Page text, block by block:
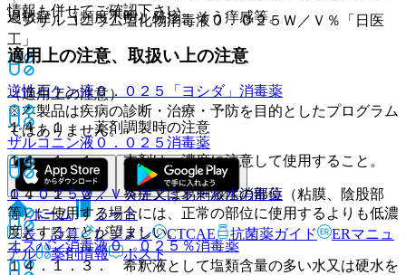
ベンザルコニウム塩化物消毒液０．０２５Ｗ／Ｖ％「日医
工」
逆性石ケン液０．０２５「ヨシダ」 消毒薬
ザルコニン液０．０２５ 消毒薬
０．０２５Ｗ／Ｖ％ヂアミトール水消毒薬
オスバン消毒液０．０２５％消毒薬
過敏症：（頻度不明）発疹、そう痒感等。
適用上の注意、取扱い上の注意
（適用上の注意）
１４．１． 薬剤調製時の注意
１４．１．１． 本剤は、濃度に注意して使用すること。
１４．１．２． 炎症又は易刺激性の部位（粘膜、陰股部
等）に使用する場合には、正常の部位に使用するよりも低濃
度とすることが望ましい。
１４．１．３． 希釈液として塩類含量の多い水又は硬水を
情報も併せてご確認下さい。
※本製品は疾病の診断・治療・予防を目的としたプログラム
ではありません。
ホーム
ノート
表・計算
レジメン CTCAE 抗菌薬ガイド
ERマニュ
アル
薬剤情報 ポスト